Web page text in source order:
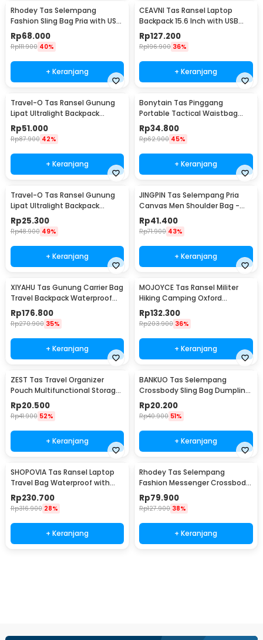
Rhodey Tas Selempang
Fashion Sling Bag Pria with USB
Slot and Lock - RE880
Rp68.000
Rp111.900 40%
+ Keranjang
CEAVNI Tas Ransel Laptop
Backpack 15.6 Inch with USB
Charger Port - KC32
Rp127.200
Rp196.900 36%
+ Keranjang
Travel-O Tas Ransel Gunung
Lipat Ultralight Backpack
Waterproof - LC19
Rp51.000
Rp87.900 42%
+ Keranjang
Bonytain Tas Pinggang
Portable Tactical Waistbag
Army Look - B1526
Rp34.800
Rp62.900 45%
+ Keranjang
Travel-O Tas Ransel Gunung
Lipat Ultralight Backpack
Waterproof - LC21
Rp25.300
Rp48.900 49%
+ Keranjang
JINGPIN Tas Selempang Pria
Canvas Men Shoulder Bag -
1986
Rp41.400
Rp71.900 43%
+ Keranjang
XIYAHU Tas Gunung Carrier Bag
Travel Backpack Waterproof
90L - GC90
Rp176.800
Rp270.900 35%
+ Keranjang
MOJOYCE Tas Ransel Militer
Hiking Camping Oxford
Waterproof 80L - GC62
Rp132.300
Rp203.900 36%
+ Keranjang
ZEST Tas Travel Organizer
Pouch Multifunctional Storage
Electronic Bag - BM012N1019
Rp20.500
Rp41.900 52%
+ Keranjang
BANKUO Tas Selempang
Crossbody Sling Bag Dumpling
Adjustable Strap - BK22
Rp20.200
Rp40.900 51%
+ Keranjang
SHOPOVIA Tas Ransel Laptop
Travel Bag Waterproof with
USB Port 35L - KC14
Rp230.700
Rp316.900 28%
+ Keranjang
Rhodey Tas Selempang
Fashion Messenger Crossbody
Bag PU Leather - 1047
Rp79.900
Rp127.900 38%
+ Keranjang